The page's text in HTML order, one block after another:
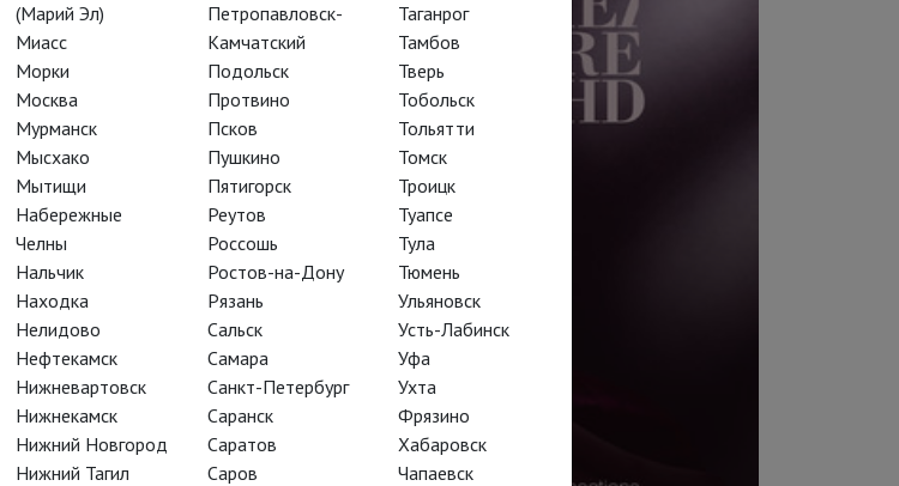
(Марий Эл)
Миасс
Морки
Москва
Мурманск
Мысхако
Мытищи
Набережные
Челны
Нальчик
Находка
Нелидово
Нефтекамск
Нижневартовск
Нижнекамск
Нижний Новгород
Нижний Тагил
Петропавловск-
Камчатский
Подольск
Протвино
Псков
Пушкино
Пятигорск
Реутов
Россошь
Ростов-на-Дону
Рязань
Сальск
Самара
Санкт-Петербург
Саранск
Саратов
Саров
Таганрог
Тамбов
Тверь
Тобольск
Тольятти
Томск
Троицк
Туапсе
Тула
Тюмень
Ульяновск
Усть-Лабинск
Уфа
Ухта
Фрязино
Хабаровск
Чапаевск